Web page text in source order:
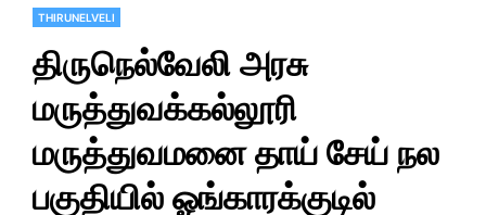
THIRUNELVELI
திருநெல்வேலி அரசு
மருத்துவக்கல்லூரி
மருத்துவமனை தாய் சேய் நல
பகுதியில் ஓங்காரக்குடில்